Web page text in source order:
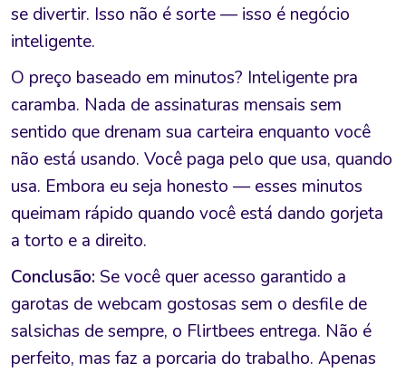
se divertir. Isso não é sorte — isso é negócio
inteligente.
O preço baseado em minutos? Inteligente pra
caramba. Nada de assinaturas mensais sem
sentido que drenam sua carteira enquanto você
não está usando. Você paga pelo que usa, quando
usa. Embora eu seja honesto — esses minutos
queimam rápido quando você está dando gorjeta
a torto e a direito.
Conclusão: Se você quer acesso garantido a
garotas de webcam gostosas sem o desfile de
salsichas de sempre, o Flirtbees entrega. Não é
perfeito, mas faz a porcaria do trabalho. Apenas